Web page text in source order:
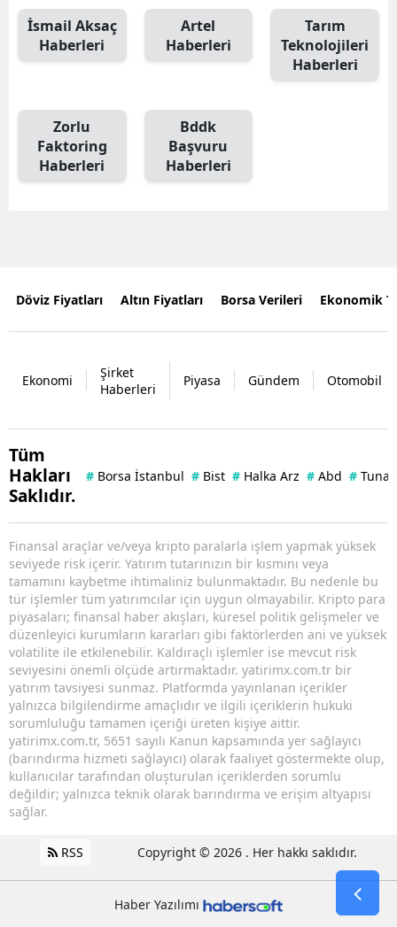
İsmail Aksaç
Haberleri
Artel
Haberleri
Tarım
Teknolojileri
Haberleri
Zorlu
Faktoring
Haberleri
Bddk
Başvuru
Haberleri
Döviz Fiyatları Altın Fiyatları Borsa Verileri Ekonomik
Ekonomi
Şirket
Haberleri
Piyasa Gündem Otomobil
Tüm
Hakları
Saklıdır.
# Borsa İstanbul # Bist # Halka Arz # Abd # Tuna
Finansal araçlar ve/veya kripto paralarla işlem yapmak yüksek
seviyede risk içerir. Yatırım tutarınızın bir kısmını veya
tamamını kaybetme ihtimaliniz bulunmaktadır. Bu nedenle bu
tür işlemler tüm yatırımcılar için uygun olmayabilir. Kripto para
piyasaları; finansal haber akışları, küresel politik gelişmeler ve
düzenleyici kurumların kararları gibi faktörlerden ani ve yüksek
volatilite ile etkilenebilir. Kaldıraçlı işlemler ise mevcut risk
seviyesini önemli ölçüde artırmaktadır. yatirimx.com.tr bir
yatırım tavsiyesi sunmaz. Platformda yayınlanan içerikler
yalnızca bilgilendirme amaçlıdır ve ilgili içeriklerin hukuki
sorumluluğu tamamen içeriği üreten kişiye aittir.
yatirimx.com.tr, 5651 sayılı Kanun kapsamında yer sağlayıcı
(barındırma hizmeti sağlayıcı) olarak faaliyet göstermekte olup,
kullanıcılar tarafından oluşturulan içeriklerden sorumlu
değildir; yalnızca teknik olarak barındırma ve erişim altyapısı
sağlar.
RSS Copyright © 2026 . Her hakkı saklıdır.
Haber Yazılımı